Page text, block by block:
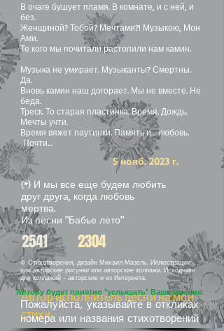
В очаге бушует пламя. В комнате, и с ней, и
без.
Женщиной? Тобой? Мечтами?! Музыкою, Мон
Ами.
Те кого мы почитали растопили нам камин.
Музыка не умирает. Музыканты? Смертны.
Да.
Вновь камин наш догорает. Мы не вместе. Не
беда.
Треск. То старая пластинка. Время. Дождь.
Мечты учти.
Время вяжет паутинки. Память и… любовь.
Почти…
5 нояб. 2023 г.
(*) И мы все еще будем любить
друг друга, когда любовь
мертва.
Из песни "Бабье лето"
2541 2304
© Стихотворения, дизайн Михаил Мазель. Иллюстрации
или авторские рисунки или авторские коллажи. Исходники
для коллажей - авторские и из Интернета.
Автор исполнитель песни на мои
стихи
Автору будет приятно "услышать" Ваше мнение:
Пожалуйста, указывайте в откликах
номера или названия стихотворений